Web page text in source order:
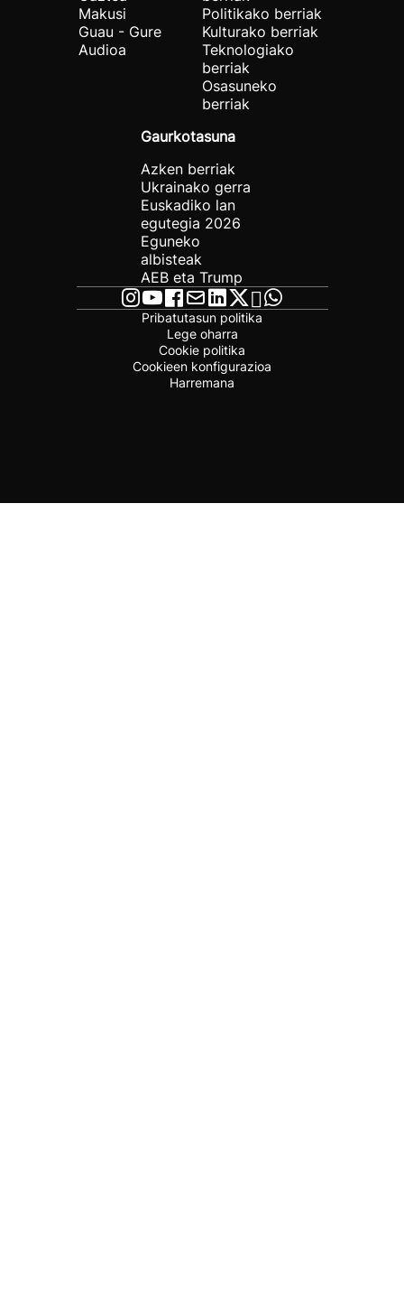
Makusi
Guau - Gure
Audioa
Politikako berriak
Kulturako berriak
Teknologiako
berriak
Osasuneko
berriak
Gaurkotasuna
Azken berriak
Ukrainako gerra
Euskadiko lan
egutegia 2026
Eguneko
albisteak
AEB eta Trump
Pribatutasun politika
Lege oharra
Cookie politika
Cookieen konfigurazioa
Harremana